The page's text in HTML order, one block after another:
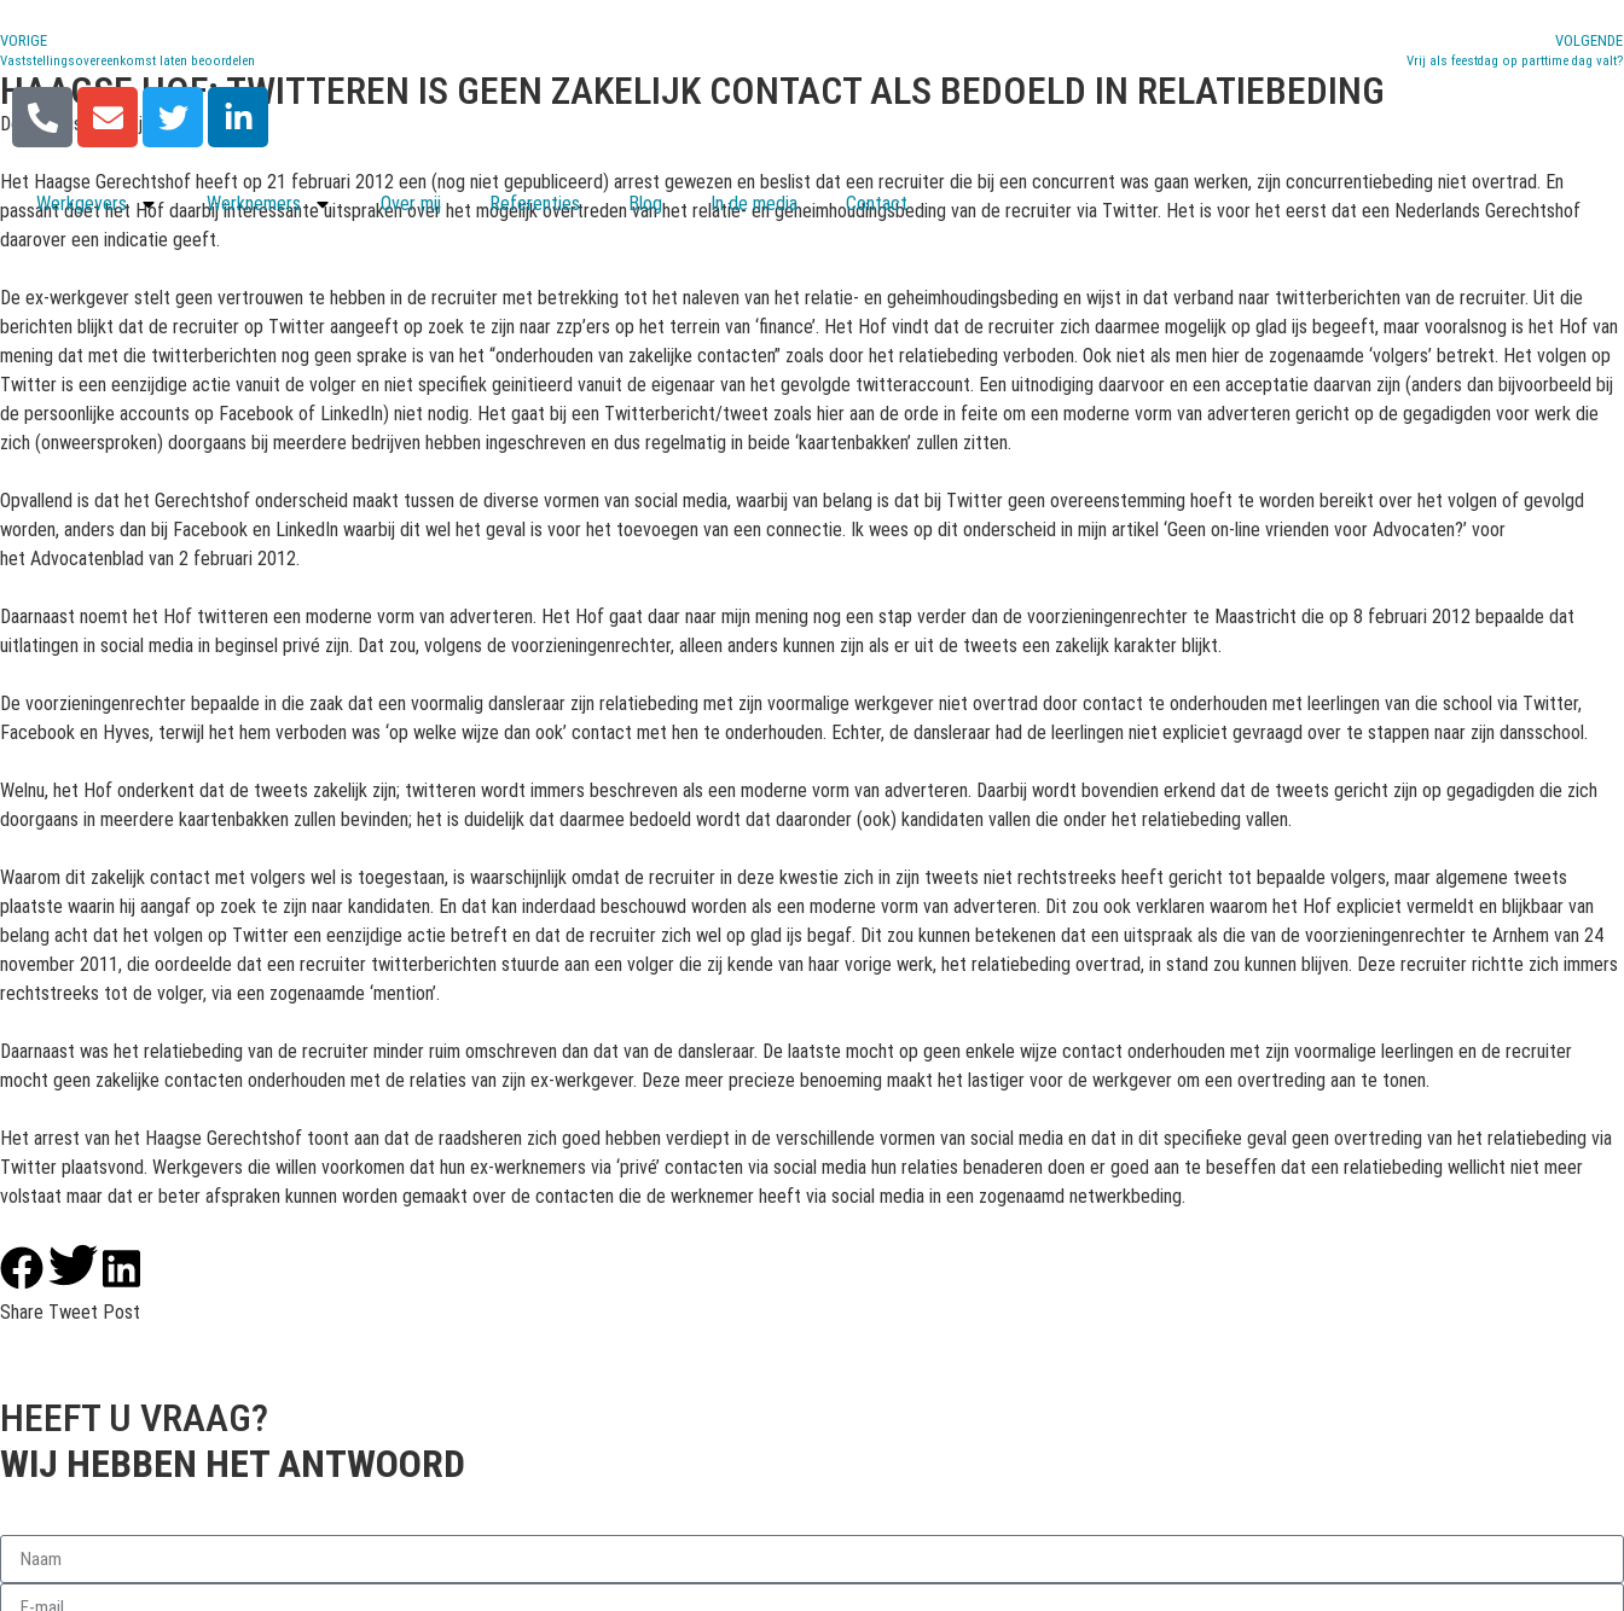
Werkgevers Werknemers Over mij Referenties Blog In de media Contact
VORIGE
Vaststellingsovereenkomst laten beoordelen
VOLGENDE
Vrij als feestdag op parttime dag valt?
HAAGSE HOF: TWITTEREN IS GEEN ZAKELIJK CONTACT ALS BEDOELD IN RELATIEBEDING
Door Mariska Aantjes
Het Haagse Gerechtshof heeft op 21 februari 2012 een (nog niet gepubliceerd) arrest gewezen en beslist dat een recruiter die bij een concurrent was gaan werken, zijn concurrentiebeding niet overtrad. En
passant doet het Hof daarbij interessante uitspraken over het mogelijk overtreden van het relatie- en geheimhoudingsbeding van de recruiter via Twitter. Het is voor het eerst dat een Nederlands Gerechtshof
daarover een indicatie geeft.
De ex-werkgever stelt geen vertrouwen te hebben in de recruiter met betrekking tot het naleven van het relatie- en geheimhoudingsbeding en wijst in dat verband naar twitterberichten van de recruiter. Uit die
berichten blijkt dat de recruiter op Twitter aangeeft op zoek te zijn naar zzp’ers op het terrein van ‘finance’. Het Hof vindt dat de recruiter zich daarmee mogelijk op glad ijs begeeft, maar vooralsnog is het Hof van
mening dat met die twitterberichten nog geen sprake is van het “onderhouden van zakelijke contacten” zoals door het relatiebeding verboden. Ook niet als men hier de zogenaamde ‘volgers’ betrekt. Het volgen op
Twitter is een eenzijdige actie vanuit de volger en niet specifiek geinitieerd vanuit de eigenaar van het gevolgde twitteraccount. Een uitnodiging daarvoor en een acceptatie daarvan zijn (anders dan bijvoorbeeld bij
de persoonlijke accounts op Facebook of LinkedIn) niet nodig. Het gaat bij een Twitterbericht/tweet zoals hier aan de orde in feite om een moderne vorm van adverteren gericht op de gegadigden voor werk die
zich (onweersproken) doorgaans bij meerdere bedrijven hebben ingeschreven en dus regelmatig in beide ‘kaartenbakken’ zullen zitten.
Opvallend is dat het Gerechtshof onderscheid maakt tussen de diverse vormen van social media, waarbij van belang is dat bij Twitter geen overeenstemming hoeft te worden bereikt over het volgen of gevolgd
worden, anders dan bij Facebook en LinkedIn waarbij dit wel het geval is voor het toevoegen van een connectie. Ik wees op dit onderscheid in mijn artikel ‘Geen on-line vrienden voor Advocaten?’ voor
het Advocatenblad van 2 februari 2012.
Daarnaast noemt het Hof twitteren een moderne vorm van adverteren. Het Hof gaat daar naar mijn mening nog een stap verder dan de voorzieningenrechter te Maastricht die op 8 februari 2012 bepaalde dat
uitlatingen in social media in beginsel privé zijn. Dat zou, volgens de voorzieningenrechter, alleen anders kunnen zijn als er uit de tweets een zakelijk karakter blijkt.
De voorzieningenrechter bepaalde in die zaak dat een voormalig dansleraar zijn relatiebeding met zijn voormalige werkgever niet overtrad door contact te onderhouden met leerlingen van die school via Twitter,
Facebook en Hyves, terwijl het hem verboden was ‘op welke wijze dan ook’ contact met hen te onderhouden. Echter, de dansleraar had de leerlingen niet expliciet gevraagd over te stappen naar zijn dansschool.
Welnu, het Hof onderkent dat de tweets zakelijk zijn; twitteren wordt immers beschreven als een moderne vorm van adverteren. Daarbij wordt bovendien erkend dat de tweets gericht zijn op gegadigden die zich
doorgaans in meerdere kaartenbakken zullen bevinden; het is duidelijk dat daarmee bedoeld wordt dat daaronder (ook) kandidaten vallen die onder het relatiebeding vallen.
Waarom dit zakelijk contact met volgers wel is toegestaan, is waarschijnlijk omdat de recruiter in deze kwestie zich in zijn tweets niet rechtstreeks heeft gericht tot bepaalde volgers, maar algemene tweets
plaatste waarin hij aangaf op zoek te zijn naar kandidaten. En dat kan inderdaad beschouwd worden als een moderne vorm van adverteren. Dit zou ook verklaren waarom het Hof expliciet vermeldt en blijkbaar van
belang acht dat het volgen op Twitter een eenzijdige actie betreft en dat de recruiter zich wel op glad ijs begaf. Dit zou kunnen betekenen dat een uitspraak als die van de voorzieningenrechter te Arnhem van 24
november 2011, die oordeelde dat een recruiter twitterberichten stuurde aan een volger die zij kende van haar vorige werk, het relatiebeding overtrad, in stand zou kunnen blijven. Deze recruiter richtte zich immers
rechtstreeks tot de volger, via een zogenaamde ‘mention’.
Daarnaast was het relatiebeding van de recruiter minder ruim omschreven dan dat van de dansleraar. De laatste mocht op geen enkele wijze contact onderhouden met zijn voormalige leerlingen en de recruiter
mocht geen zakelijke contacten onderhouden met de relaties van zijn ex-werkgever. Deze meer precieze benoeming maakt het lastiger voor de werkgever om een overtreding aan te tonen.
Het arrest van het Haagse Gerechtshof toont aan dat de raadsheren zich goed hebben verdiept in de verschillende vormen van social media en dat in dit specifieke geval geen overtreding van het relatiebeding via
Twitter plaatsvond. Werkgevers die willen voorkomen dat hun ex-werknemers via ‘privé’ contacten via social media hun relaties benaderen doen er goed aan te beseffen dat een relatiebeding wellicht niet meer
volstaat maar dat er beter afspraken kunnen worden gemaakt over de contacten die de werknemer heeft via social media in een zogenaamd netwerkbeding.
Share Tweet Post
HEEFT U VRAAG?
WIJ HEBBEN HET ANTWOORD